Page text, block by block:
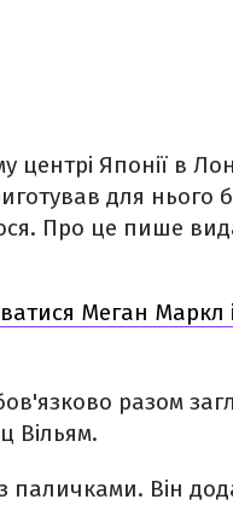
центрі Японії в
для нього
Про це пише
Меган Маркл
разом
Вільям.
паличками. Він